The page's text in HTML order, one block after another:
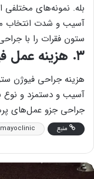
بله. نمونه‌های
آسیب و شدت انتخاب
ستون فقرات را با
۳. هزینه عمل فیوژن کمر چقدر است؟
هزینه جراحی فیوژن
آسیب و دستمزد و نوع
جراحی جزو عمل‌های
منبع mayoclinic